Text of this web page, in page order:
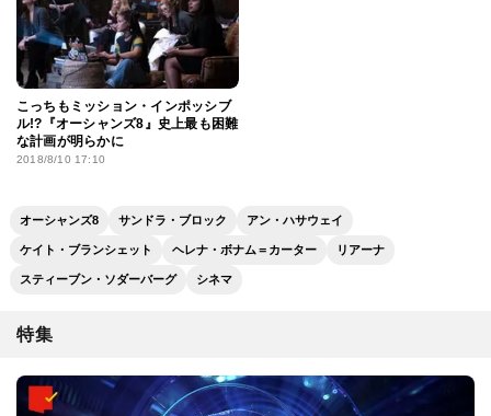
こっちもミッション・インポッシブ
ル!?『オーシャンズ8』史上最も困難
な計画が明らかに
2018/8/10 17:10
オーシャンズ8 サンドラ・ブロック アン・ハサウェイ
ケイト・ブランシェット ヘレナ・ボナム＝カーター リアーナ
スティーブン・ソダーバーグ シネマ
特集